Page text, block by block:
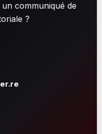
communiqué de
?